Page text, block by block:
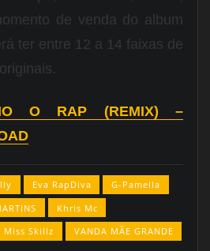
de venda do album
ter entre 12 a 14 faixas de
O RAP (REMIX) –
Eva RapDiva
G-Pamella
Khris Mc
Miss Skillz
VANDA MÃE GRANDE